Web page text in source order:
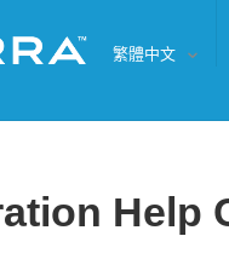
繁體中文
Help